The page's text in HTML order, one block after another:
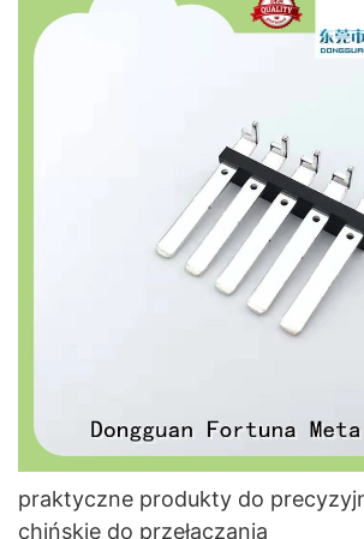
praktyczne produkty do
chińskie do przełączania